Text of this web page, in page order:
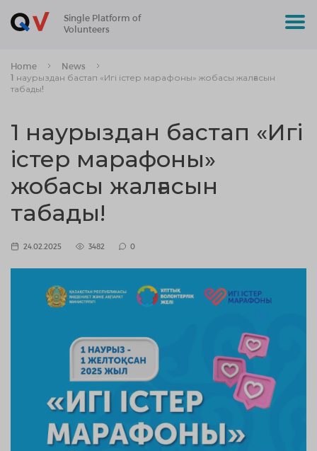
Single Platform of
Volunteers
Home
News
1 наурыздан бастап «Игі істер марафоны» жобасы жалғасын
табады!
1 наурыздан бастап «Игі
істер марафоны»
жобасы жалғасын
табады!
24.02.2025 3482 0